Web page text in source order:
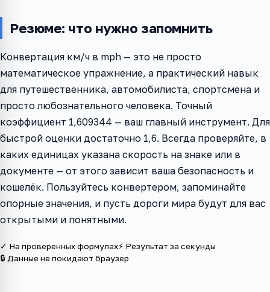
Резюме: что нужно запомнить
Конвертация км/ч в mph — это не просто
математическое упражнение, а практический навык
для путешественника, автомобилиста, спортсмена и
просто любознательного человека. Точный
коэффициент 1,609344 — ваш главный инструмент. Для
быстрой оценки достаточно 1,6. Всегда проверяйте, в
каких единицах указана скорость на знаке или в
документе — от этого зависит ваша безопасность и
кошелёк. Пользуйтесь конвертером, запоминайте
опорные значения, и пусть дороги мира будут для вас
открытыми и понятными.
✓ На проверенных формулах⚡ Результат за секунды
🔒 Данные не покидают браузер